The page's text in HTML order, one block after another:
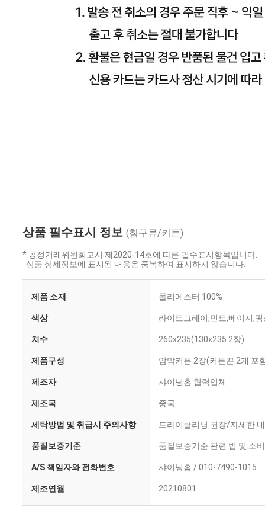
상품 필수표시 정보 (침구류/커튼)
* 공정거래위원회고시 제2020-14호에 따른 필수표시항목입니다.
상품 상세정보에 표시된 내용은 중복하여 표시하지 않습니다.
제품 소재 폴리에스터 100%
색상 라이트그레이,민트,베이지,
치수 260x235(130x235 2장)
제품구성 암막커튼 2장(커튼끈 2개 포
제조자 샤이닝홈 협력업체
제조국 중국
세탁방법 및 취급시 주의사항 드라이클리닝 권장/자세한
품질보증기준 품질보증기준 관련 법 및 소
A/S 책임자와 전화번호 샤이닝홈 / 010-7490-1015
제조연월 20210801